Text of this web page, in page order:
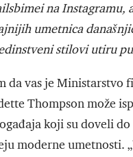
na
umetnica
stilovi utiru
vas je Ministarstvo
Thompson može
koji su doveli
moderne umetnosti.